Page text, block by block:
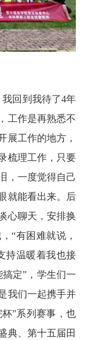
我回到我待了4年
工作是再熟悉不
展工作的地方，
梳理工作，只要
，一度觉得自己
就能看出来。后
心聊天，安排换
“有困难就说，
持温暖着我也接
定”，学生们一
我们一起携手并
杯”系列赛事，也
典、第十五届田